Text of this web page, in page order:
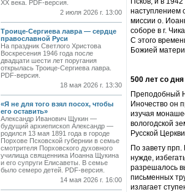
ХХ века. PDF-версия.
2 июля 2026 г. 13:00
Троице-Сергиева лавра — сердце
православной Руси
На праздник Светлого Христова
Воскресения 1946 года после
двадцати шести лет поругания
открылась Троице-Сергиева лавра.
PDF-версия.
18 мая 2026 г. 13:30
«Я не для того взял посох, чтобы
его оставить»
Александр Иванович Щукин —
будущий архиепископ Александр —
родился 13 мая 1891 года в городе
Порхове Псковской губернии в семье
смотрителя Порховского духовного
училища священника Иоанна Щукина
и его супруги Елисаветы. В семье
было семеро детей. PDF-версия.
14 мая 2026 г. 16:00
наступлением
миссии о.
соборе в г.
С этого
Божией
500 лет со
Преподобный
Иночество он
изучая
вологодской
Русской
По завету
нужде,
разрешалось
письменных
излагает